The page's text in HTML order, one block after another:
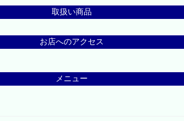
取扱い商品
お店へのアクセス
メニュー